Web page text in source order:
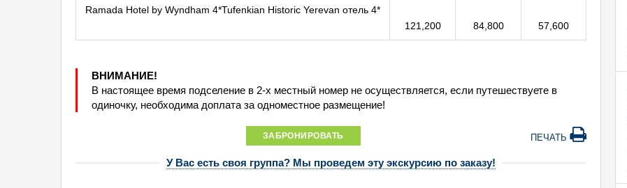
Ramada Hotel by Wyndham 4*Tufenkian Historic Yerevan отель 4*
121,200
84,800 57,600
ВНИМАНИЕ!
В настоящее время подселение в 2-х местный номер не осуществляется, если путешествуете в
одиночку, необходима доплата за одноместное размещение!
ЗАБРОНИРОВАТЬ ПЕЧАТЬ
У Вас есть своя группа? Мы проведем эту экскурсию по заказу!